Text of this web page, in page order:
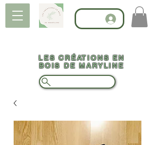
LES CRÉATIONS EN
BOIS DE MARYLINE